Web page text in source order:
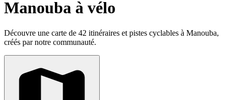
Manouba à vélo
Découvre une carte de 42 itinéraires et pistes cyclables à Manouba,
créés par notre communauté.